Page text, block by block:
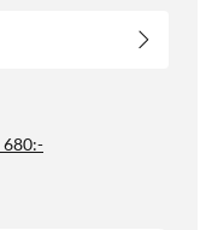
680:-